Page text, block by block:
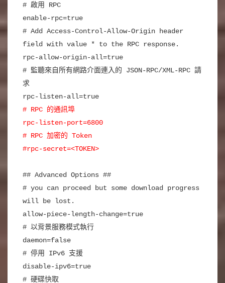
# 啟用 RPC
enable-rpc=true
# Add Access-Control-Allow-Origin header
field with value * to the RPC response.
rpc-allow-origin-all=true
# 監聽來自所有網路介面連入的 JSON-RPC/XML-RPC 請
求
rpc-listen-all=true
# RPC 的通訊埠
rpc-listen-port=6800
# RPC 加密的 Token
#rpc-secret=<TOKEN>
## Advanced Options ##
# you can proceed but some download progress
will be lost.
allow-piece-length-change=true
# 以背景服務模式執行
daemon=false
# 停用 IPv6 支援
disable-ipv6=true
# 硬碟快取